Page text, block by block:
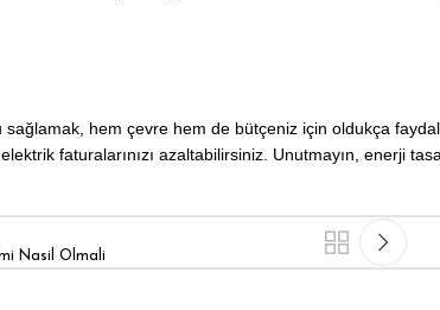
hem çevre hem de bütçeniz için oldukça
faturalarınızı azaltabilirsiniz. Unutmayın, enerji
Nasil Olmali